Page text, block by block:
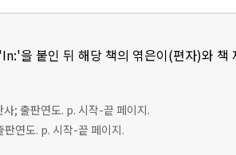
을 붙인 뒤 해당 책의 엮은이(편자)와 책
; 출판연도. p. 시작-끝 페이지.
판연도. p. 시작-끝 페이지.